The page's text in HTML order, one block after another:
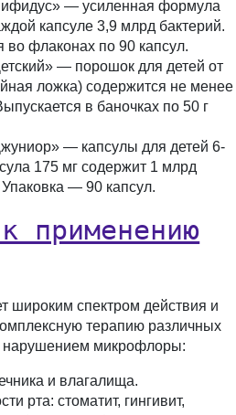
— усиленная формула
капсуле 3,9 млрд бактерий.
во флаконах по 90 капсул.
— порошок для детей от
ложка) содержится не менее
в баночках по 50 г
— капсулы для детей 6-
175 мг содержит 1 млрд
— 90 капсул.
применению
широким спектром действия и
терапию различных
нарушением микрофлоры:
и влагалища.
рта: стоматит, гингивит,